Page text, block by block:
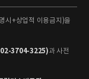
시+상업적 이용금지)을
02-3704-3225)과 사전